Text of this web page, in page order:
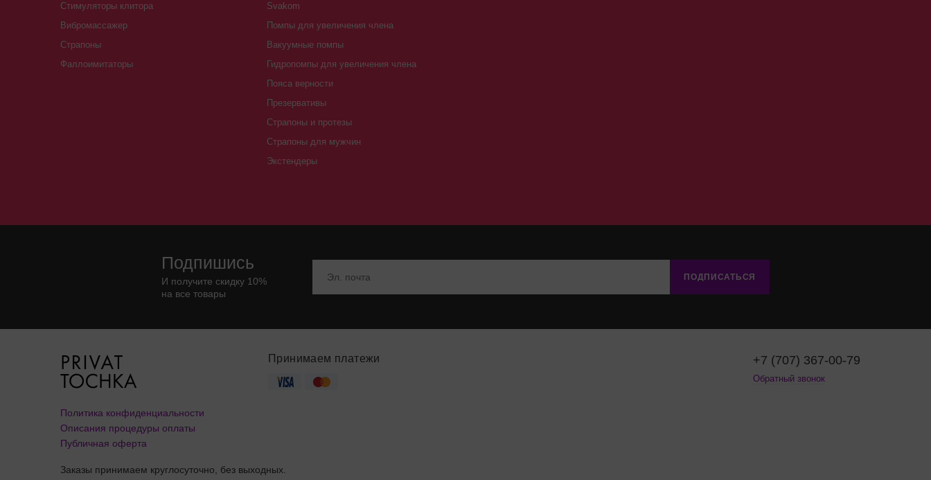
Стимуляторы клитора
Вибромассажер
Страпоны
Фаллоимитаторы
Svakom
Помпы для увеличения члена
Вакуумные помпы
Гидропомпы для увеличения члена
Пояса верности
Презервативы
Страпоны и протезы
Страпоны для мужчин
Экстендеры
Подпишись
И получите скидку 10%
на все товары
ПОДПИСАТЬСЯ
Политика конфиденциальности
Описания процедуры оплаты
Публичная оферта
+7 (707) 367-00-79
Обратный звонок
Принимаем платежи
Заказы принимаем круглосуточно, без выходных.